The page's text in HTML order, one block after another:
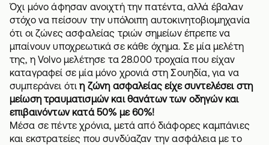
Όχι μόνο άφησαν ανοιχτή την πατέντα, αλλά έβαλαν
στόχο να πείσουν την υπόλοιπη αυτοκινητοβιομηχανία
ότι οι ζώνες ασφαλείας τριών σημείων έπρεπε να
μπαίνουν υποχρεωτικά σε κάθε όχημα. Σε μία μελέτη
της, η Volvo μελέτησε τα 28.000 τροχαία που είχαν
καταγραφεί σε μία μόνο χρονιά στη Σουηδία, για να
συμπεράνει ότιη ζώνη ασφαλείας είχε συντελέσει στη
μείωση τραυματισμών και θανάτων των οδηγών και
επιβαινόντων κατά 50% με 60%!
Μέσα σε πέντε χρόνια, μετά από διάφορες καμπάνιες
και εκστρατείες που συνδύαζαν την ασφάλεια με το